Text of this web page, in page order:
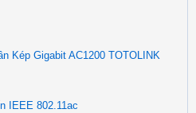
Kép Gigabit AC1200 TOTOLINK
IEEE 802.11ac